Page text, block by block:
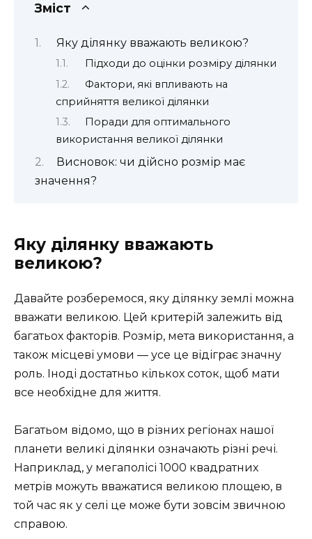
Зміст
Яку ділянку вважають великою?
Підходи до оцінки розміру ділянки
Фактори, які впливають на
сприйняття великої ділянки
Поради для оптимального
використання великої ділянки
Висновок: чи дійсно розмір має
значення?
Яку ділянку вважають
великою?
Давайте розберемося, яку ділянку землі можна
вважати великою. Цей критерій залежить від
багатьох факторів. Розмір, мета використання, а
також місцеві умови — усе це відіграє значну
роль. Іноді достатньо кількох соток, щоб мати
все необхідне для життя.
Багатьом відомо, що в різних регіонах нашої
планети великі ділянки означають різні речі.
Наприклад, у мегаполісі 1000 квадратних
метрів можуть вважатися великою площею, в
той час як у селі це може бути зовсім звичною
справою.